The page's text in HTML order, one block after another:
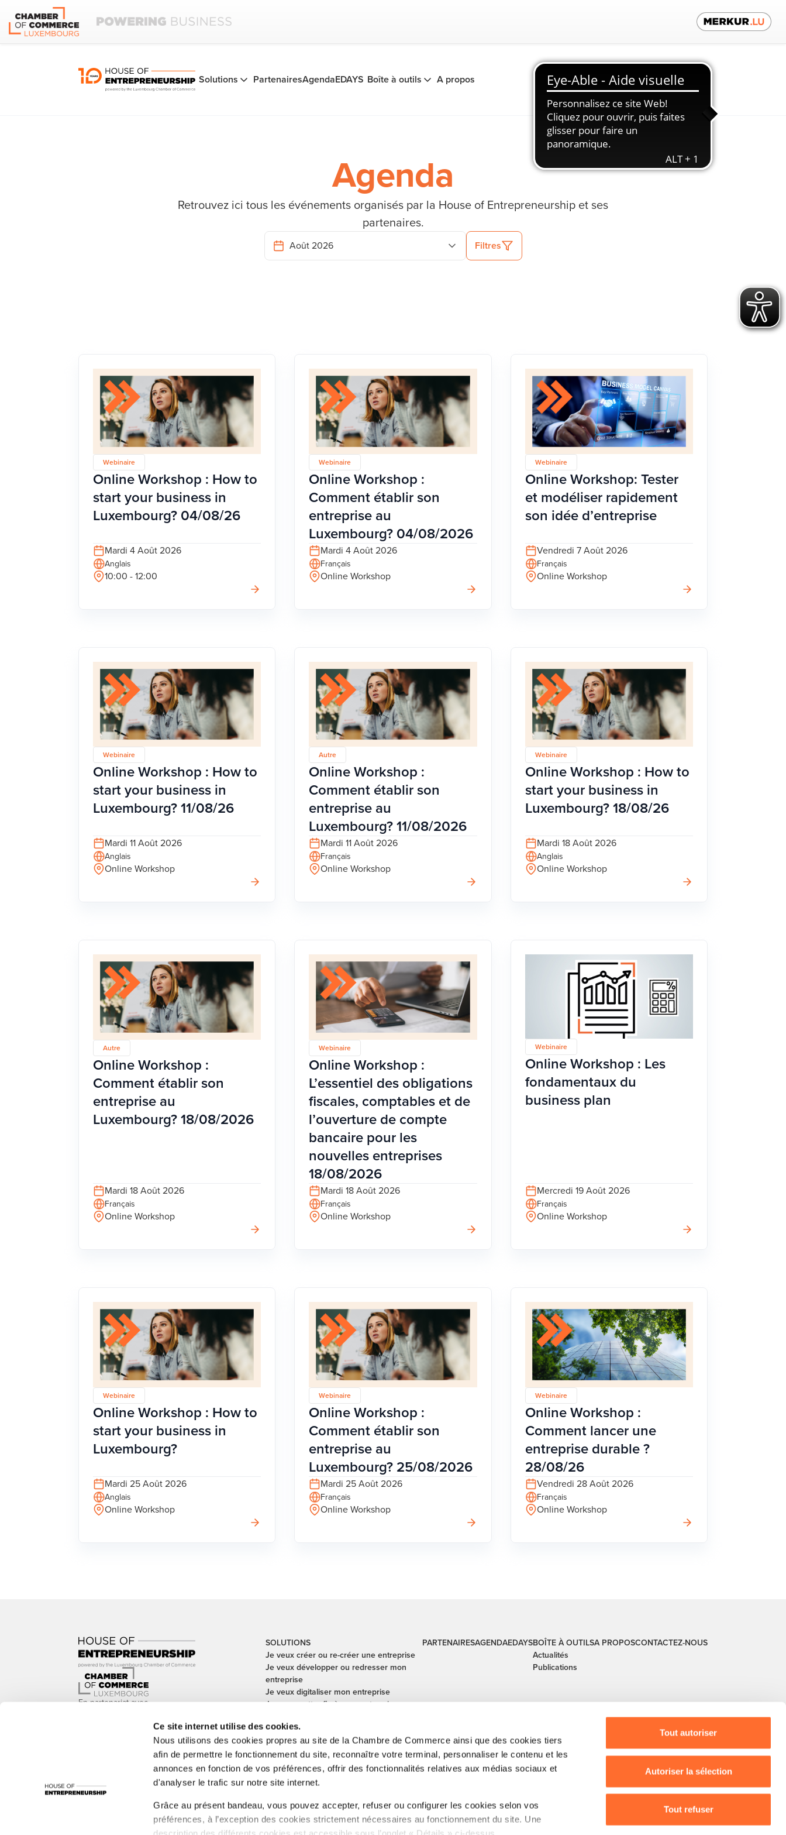
Ce site internet utilise des cookies.
Nous utilisons des cookies propres au site de la Chambre de Commerce ainsi que des cookies tiers
afin de permettre le fonctionnement du site, reconnaître votre terminal, personnaliser le contenu et les
annonces en fonction de vos préférences, offrir des fonctionnalités relatives aux médias sociaux et
d'analyser le trafic sur notre site internet.
Grâce au présent bandeau, vous pouvez accepter, refuser ou configurer les cookies selon vos
préférences, à l’exception des cookies strictement nécessaires au fonctionnement du site. Une
Tout autoriser
Autoriser la sélection
Tout refuser
Solutions PartenairesAgendaEDAYS Boîte à outils A propos Contactez-nous
Agenda
Retrouvez ici tous les événements organisés par la House of Entrepreneurship et ses
partenaires.
Filtres
Webinaire
Online Workshop : How to
start your business in
Luxembourg? 04/08/26
Mardi 4 Août 2026
Anglais
10:00 - 12:00
Webinaire
Online Workshop :
Comment établir son
entreprise au
Luxembourg? 04/08/2026
Mardi 4 Août 2026
Français
Online Workshop
Webinaire
Online Workshop: Tester
et modéliser rapidement
son idée d’entreprise
Vendredi 7 Août 2026
Français
Online Workshop
Webinaire
Online Workshop : How to
start your business in
Luxembourg? 11/08/26
Mardi 11 Août 2026
Anglais
Online Workshop
Autre
Online Workshop :
Comment établir son
entreprise au
Luxembourg? 11/08/2026
Mardi 11 Août 2026
Français
Online Workshop
Webinaire
Online Workshop : How to
start your business in
Luxembourg? 18/08/26
Mardi 18 Août 2026
Anglais
Online Workshop
Autre
Online Workshop :
Comment établir son
entreprise au
Luxembourg? 18/08/2026
Mardi 18 Août 2026
Français
Online Workshop
Webinaire
Online Workshop :
L’essentiel des obligations
fiscales, comptables et de
l’ouverture de compte
bancaire pour les
nouvelles entreprises
18/08/2026
Mardi 18 Août 2026
Français
Online Workshop
Webinaire
Online Workshop : Les
fondamentaux du
business plan
Mercredi 19 Août 2026
Français
Online Workshop
Webinaire
Online Workshop : How to
start your business in
Luxembourg?
Mardi 25 Août 2026
Anglais
Online Workshop
Webinaire
Online Workshop :
Comment établir son
entreprise au
Luxembourg? 25/08/2026
Mardi 25 Août 2026
Français
Online Workshop
Webinaire
Online Workshop :
Comment lancer une
entreprise durable ?
28/08/26
Vendredi 28 Août 2026
Français
Online Workshop
En partenariat avec
SOLUTIONS
Je veux créer ou re-créer une entreprise
Je veux développer ou redresser mon
entreprise
Je veux digitaliser mon entreprise
Je veux mettre fin à mon entreprise
Je veux céder ou reprendre une
entreprise
Je veux sécuriser mes transactions
internationales
PARTENAIRESAGENDAEDAYSBOÎTE À OUTILS
Actualités
Publications
A PROPOSCONTACTEZ-NOUS
1535°, ADEM, Administration de l’Environnement, Administration de l'enregistrement, des domaines et de la TVA, Digital Lëtzebuerg, guichet.lu, House of Training, ITM, IPIL,
LBAN, LBR, Luxinnovation, MC, nyuko, Paul Wurth InCub, SNCI, Technoport, Ministère des Affaires étrangères et européennes, Ministère de l’Agriculture, Ministère de la
Santé, Ministère de la Fonction publique et de la Réforme administrative , CFUE, Betriber & Emwelt, LIST.